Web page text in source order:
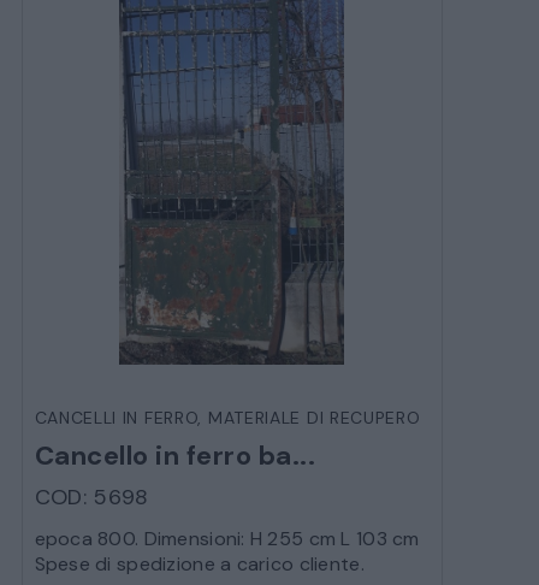
CANCELLI IN FERRO, MATERIALE DI RECUPERO
Cancello in ferro ba...
COD: 5698
epoca 800. Dimensioni: H 255 cm L 103 cm
Spese di spedizione a carico cliente.